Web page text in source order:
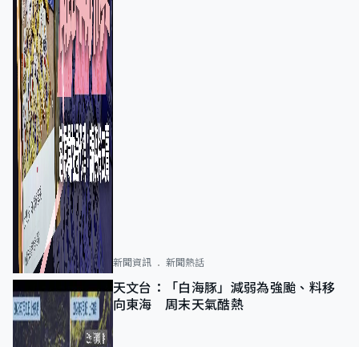
新聞資訊 新聞熱話
天文台：「白海豚」減弱為強颱、料移
向東海 周末天氣酷熱